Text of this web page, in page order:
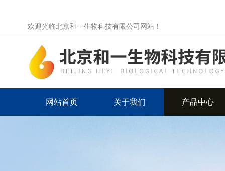
欢迎光临北京和一生物科技有限公司网站！
网站首页 关于我们 产品中心